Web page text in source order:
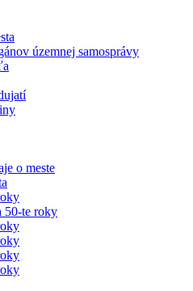
územnej samosprávy
o meste
50-te roky